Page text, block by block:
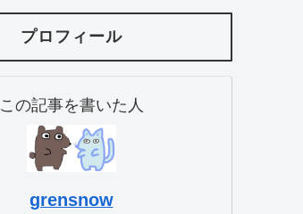
プロフィール
この記事を書いた人
grensnow